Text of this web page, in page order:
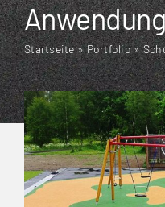
Startseite»Portfolio»